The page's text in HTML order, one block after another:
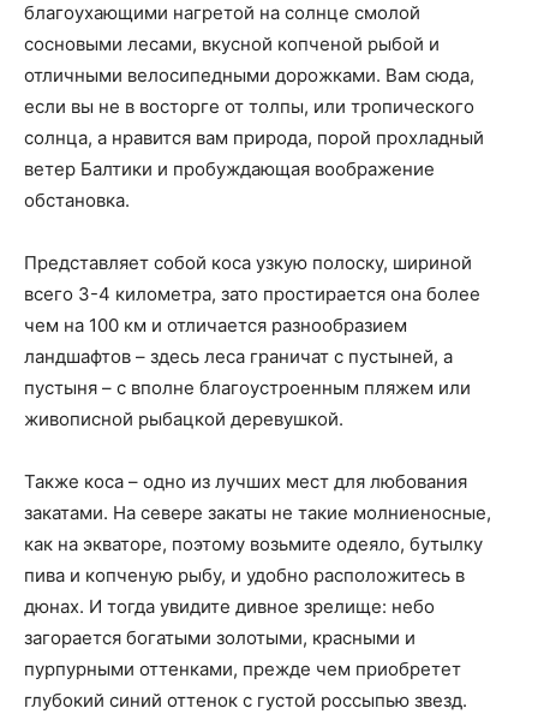
благоухающими нагретой на солнце смолой
сосновыми лесами, вкусной копченой рыбой и
отличными велосипедными дорожками. Вам сюда,
если вы не в восторге от толпы, или тропического
солнца, а нравится вам природа, порой прохладный
ветер Балтики и пробуждающая воображение
обстановка.
Представляет собой коса узкую полоску, шириной
всего 3-4 километра, зато простирается она более
чем на 100 км и отличается разнообразием
ландшафтов – здесь леса граничат с пустыней, а
пустыня – с вполне благоустроенным пляжем или
живописной рыбацкой деревушкой.
Также коса – одно из лучших мест для любования
закатами. На севере закаты не такие молниеносные,
как на экваторе, поэтому возьмите одеяло, бутылку
пива и копченую рыбу, и удобно расположитесь в
дюнах. И тогда увидите дивное зрелище: небо
загорается богатыми золотыми, красными и
пурпурными оттенками, прежде чем приобретет
глубокий синий оттенок с густой россыпью звезд.